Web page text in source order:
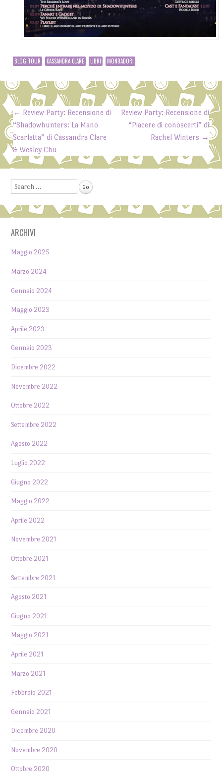
BLOG TOUR CASSANDRA CLARE LIBRI MONDADORI
Post navigation
← Review Party: Recensione di
“Shadowhunters: La Mano
Scarlatta” di Cassandra Clare
& Wesley Chu
Review Party: Recensione di
“Piacere di conoscerti” di
Rachel Winters →
Search
ARCHIVI
Maggio 2025
Marzo 2024
Gennaio 2024
Maggio 2023
Aprile 2023
Gennaio 2023
Dicembre 2022
Novembre 2022
Ottobre 2022
Settembre 2022
Agosto 2022
Luglio 2022
Giugno 2022
Maggio 2022
Aprile 2022
Novembre 2021
Ottobre 2021
Settembre 2021
Agosto 2021
Giugno 2021
Maggio 2021
Aprile 2021
Marzo 2021
Febbraio 2021
Gennaio 2021
Dicembre 2020
Novembre 2020
Ottobre 2020